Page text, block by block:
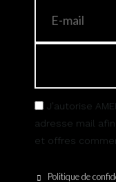
J’autorise
adresse mail
et offres
Politique de